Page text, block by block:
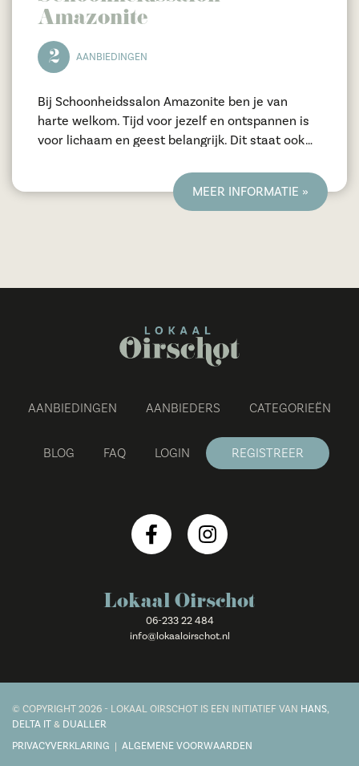
Amazonite
2 AANBIEDINGEN
Bij Schoonheidssalon Amazonite ben je van
harte welkom. Tijd voor jezelf en ontspannen is
voor lichaam en geest belangrijk. Dit staat ook
MEER INFORMATIE »
AANBIEDINGEN AANBIEDERS CATEGORIEËN
BLOG FAQ LOGIN REGISTREER
Lokaal Oirschot
06-233 22 484
info@lokaaloirschot.nl
© COPYRIGHT 2026 - LOKAAL OIRSCHOT IS EEN INITIATIEF VAN HANS,
DELTA IT& DUALLER
PRIVACYVERKLARING | ALGEMENE VOORWAARDEN